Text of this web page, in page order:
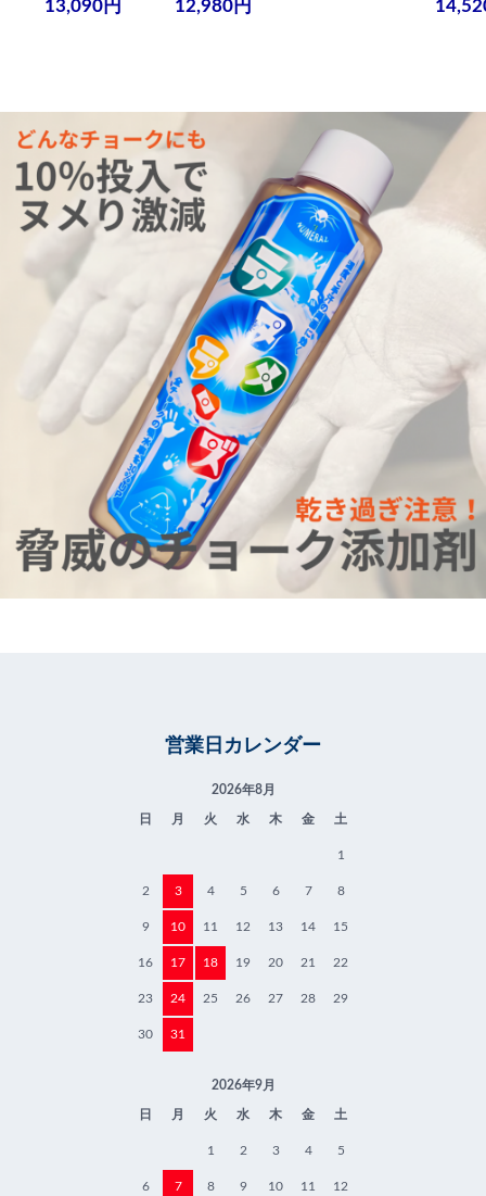
13,090円 12,980円
営業日カレンダー
2026年8月
日 月 火 水 木 金 土
1
2 3 4 5 6 7 8
9 10 11 12 13 14 15
16 17 18 19 20 21 22
23 24 25 26 27 28 29
30 31
2026年9月
日 月 火 水 木 金 土
1 2 3 4 5
6 7 8 9 10 11 12